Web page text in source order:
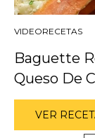
VIDEORECETAS
Baguette
Queso De
VER